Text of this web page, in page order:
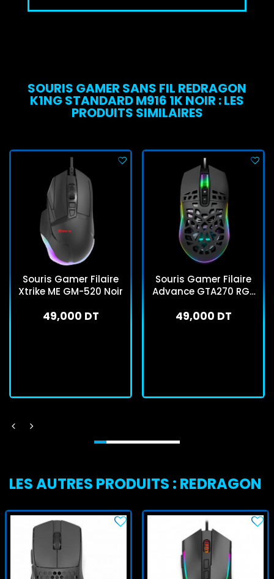
SOURIS GAMER SANS FIL REDRAGON
K1NG STANDARD M916 1K NOIR : LES
PRODUITS SIMILAIRES
Souris Gamer Filaire
Xtrike ME GM-520 Noir
49,000 DT
Souris Gamer Filaire
Advance GTA270 RGB
49,000 DT
LES AUTRES PRODUITS : REDRAGON